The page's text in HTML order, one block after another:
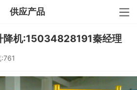
供应产品
降机:15034828191秦经理